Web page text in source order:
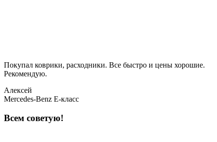
Покупал коврики, расходники. Все быстро и цены хорошие.
Рекомендую.
Алексей
Mercedes-Benz E-класс
Всем советую!